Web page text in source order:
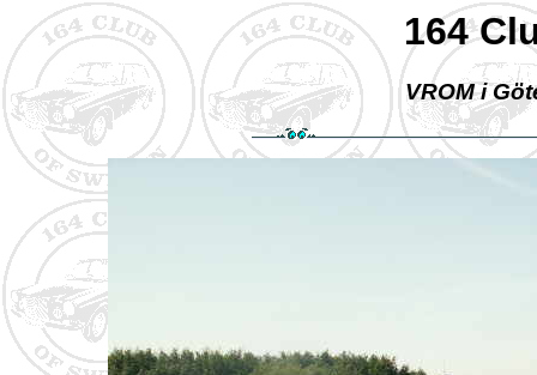
164
VROM i